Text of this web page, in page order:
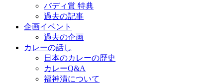
バディ賞 特典
過去の記事
企画イベント
過去の企画
カレーの話し
日本のカレーの歴史
カレーQ&A
福神漬について